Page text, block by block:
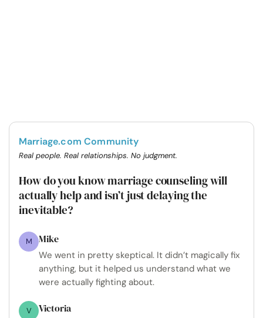
Marriage.com Community
Real people. Real relationships. No judgment.
How do you know marriage counseling will
actually help and isn’t just delaying the
inevitable?
M Mike
We went in pretty skeptical. It didn’t magically fix
anything, but it helped us understand what we
were actually fighting about.
V Victoria